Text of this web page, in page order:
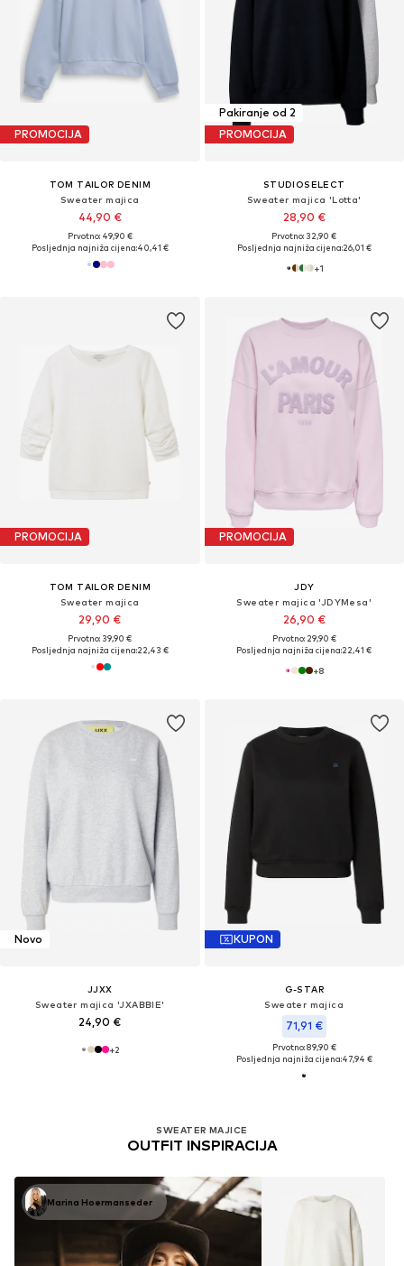
PROMOCIJA
TOM TAILOR DENIM
Sweater majica
44,90 €
Prvotno: 49,90 €
Posljednja najniža cijena:40,41 €
Pakiranje od 2
PROMOCIJA
STUDIOSELECT
Sweater majica 'Lotta'
28,90 €
Prvotno: 32,90 €
Posljednja najniža cijena:26,01 €
+1
PROMOCIJA
TOM TAILOR DENIM
Sweater majica
29,90 €
Prvotno: 39,90 €
Posljednja najniža cijena:22,43 €
PROMOCIJA
JDY
Sweater majica 'JDYMesa'
26,90 €
Prvotno: 29,90 €
Posljednja najniža cijena:22,41 €
+8
Novo
JJXX
Sweater majica 'JXABBIE'
24,90 €
+2
KUPON
G-STAR
Sweater majica
71,91 €
Prvotno: 89,90 €
Posljednja najniža cijena:47,94 €
SWEATER MAJICE
OUTFIT INSPIRACIJA
Marina Hoermanseder